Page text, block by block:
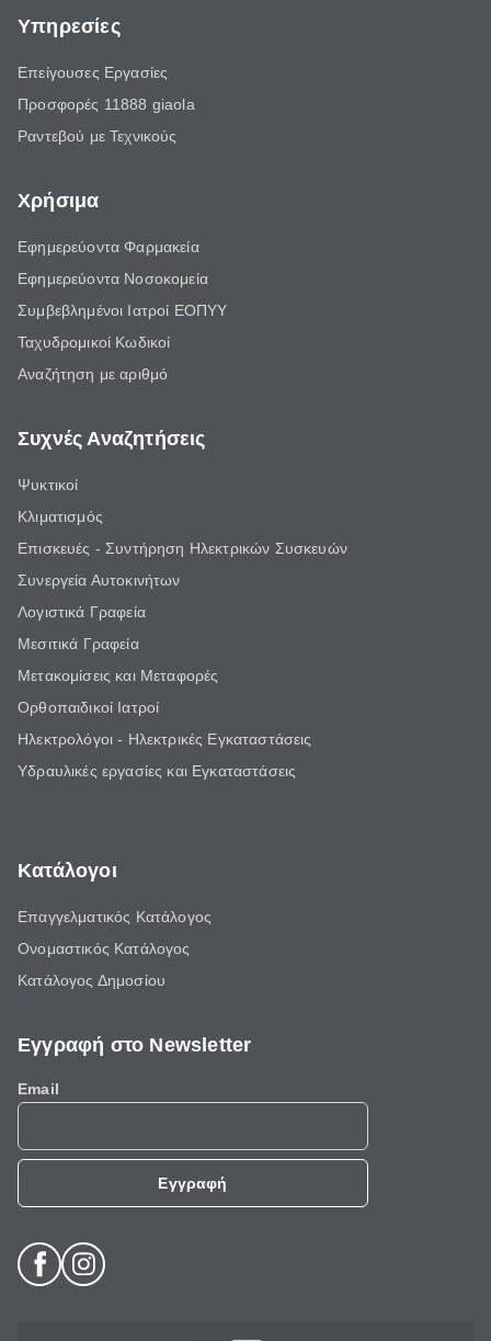
Υπηρεσίες
Επείγουσες Εργασίες
Προσφορές 11888 giaola
Ραντεβού με Τεχνικούς
Χρήσιμα
Εφημερεύοντα Φαρμακεία
Εφημερεύοντα Νοσοκομεία
Συμβεβλημένοι Ιατροί ΕΟΠΥΥ
Ταχυδρομικοί Κωδικοί
Αναζήτηση με αριθμό
Συχνές Αναζητήσεις
Ψυκτικοί
Κλιματισμός
Επισκευές - Συντήρηση Ηλεκτρικών Συσκευών
Συνεργεία Αυτοκινήτων
Λογιστικά Γραφεία
Μεσιτικά Γραφεία
Μετακομίσεις και Μεταφορές
Ορθοπαιδικοί Ιατροί
Ηλεκτρολόγοι - Ηλεκτρικές Εγκαταστάσεις
Υδραυλικές εργασίες και Εγκαταστάσεις
Κατάλογοι
Επαγγελματικός Κατάλογος
Ονομαστικός Κατάλογος
Κατάλογος Δημοσίου
Εγγραφή στο Newsletter
Email
Εγγραφή